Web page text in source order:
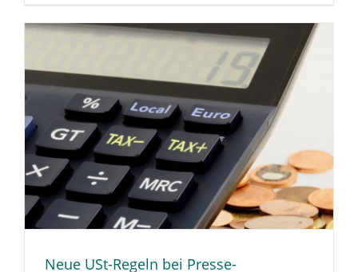
Neue USt-Regeln bei Presse-